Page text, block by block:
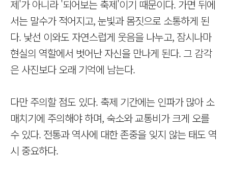
제'가 아니라 '되어보는 축제'이기 때문이다. 가면 뒤에
서는 말수가 적어지고, 눈빛과 몸짓으로 소통하게 된
다. 낯선 이와도 자연스럽게 웃음을 나누고, 잠시나마
현실의 역할에서 벗어난 자신을 만나게 된다. 그 감각
은 사진보다 오래 기억에 남는다.
다만 주의할 점도 있다. 축제 기간에는 인파가 많아 소
매치기에 주의해야 하며, 숙소와 교통비가 크게 오를
수 있다. 전통과 역사에 대한 존중을 잊지 않는 태도 역
시 중요하다.